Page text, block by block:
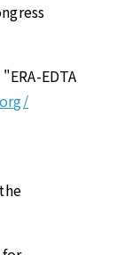
EDTA